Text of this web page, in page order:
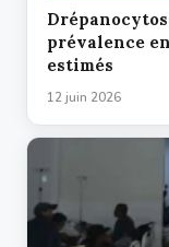
prévalence
estimés
12 juin 2026